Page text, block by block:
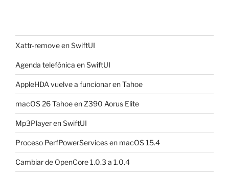
Xattr-remove en SwiftUI
Agenda telefónica en SwiftUI
AppleHDA vuelve a funcionar en Tahoe
macOS 26 Tahoe en Z390 Aorus Elite
Mp3Player en SwiftUI
Proceso PerfPowerServices en macOS 15.4
Cambiar de OpenCore 1.0.3 a 1.0.4